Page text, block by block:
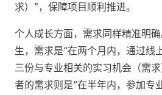
求）”，保障项目顺利推进。
个人成长方面，需求同样精准明
生，需求是“在两个月内，通过线
三份与专业相关的实习机会（需
者的需求则是“在半年内，参加专